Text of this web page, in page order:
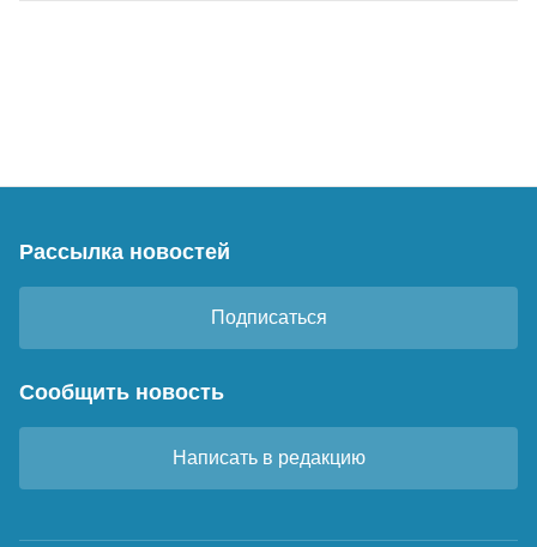
Рассылка новостей
Подписаться
Сообщить новость
Написать в редакцию